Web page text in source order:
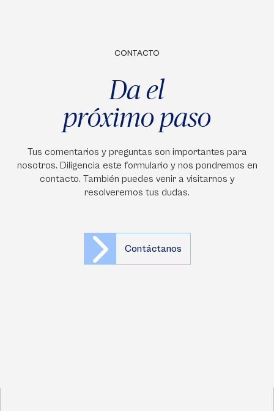
CONTACTO
Da el
próximo paso
Tus comentarios y preguntas son importantes para
nosotros. Diligencia este formulario y nos pondremos en
contacto. También puedes venir a visitarnos y
resolveremos tus dudas.
Contáctanos